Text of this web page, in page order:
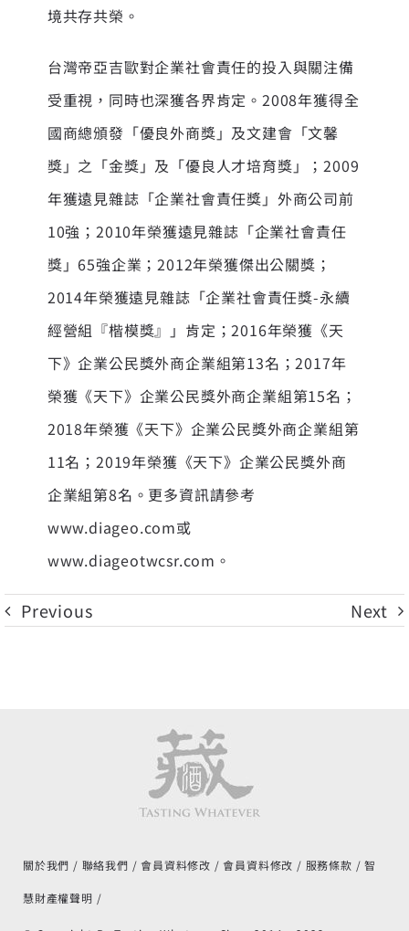
境共存共榮。
台灣帝亞吉歐對企業社會責任的投入與關注備
受重視，同時也深獲各界肯定。2008年獲得全
國商總頒發「優良外商獎」及文建會「文馨
獎」之「金獎」及「優良人才培育獎」；2009
年獲遠見雜誌「企業社會責任獎」外商公司前
10強；2010年榮獲遠見雜誌「企業社會責任
獎」65強企業；2012年榮獲傑出公關獎；
2014年榮獲遠見雜誌「企業社會責任獎-永續
經營組『楷模獎』」肯定；2016年榮獲《天
下》企業公民獎外商企業組第13名；2017年
榮獲《天下》企業公民獎外商企業組第15名；
2018年榮獲《天下》企業公民獎外商企業組第
11名；2019年榮獲《天下》企業公民獎外商
企業組第8名。更多資訊請參考
www.diageo.com或
www.diageotwcsr.com 。
Previous Next
關於我們 聯絡我們 會員資料修改 會員資料修改 服務條款 智
慧財產權聲明